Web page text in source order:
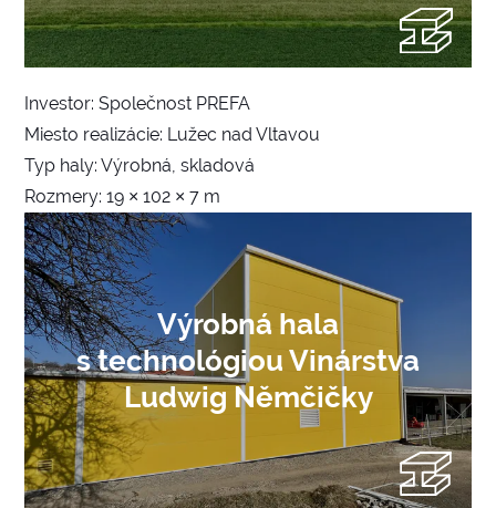
Investor: Společnost PREFA
Miesto realizácie: Lužec nad Vltavou
Typ haly: Výrobná, skladová
Rozmery: 19 × 102 × 7 m
Výrobná hala
s technológiou Vinárstva
Ludwig Němčičky